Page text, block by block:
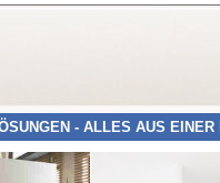
- ALLES AUS EINER